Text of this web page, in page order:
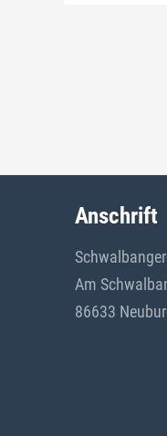
Anschrift
Am
86633